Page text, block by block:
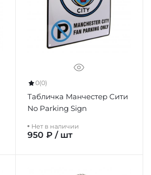
0(0)
Табличка Манчестер Сити
No Parking Sign
Нет в наличии
950 ₽ / шт